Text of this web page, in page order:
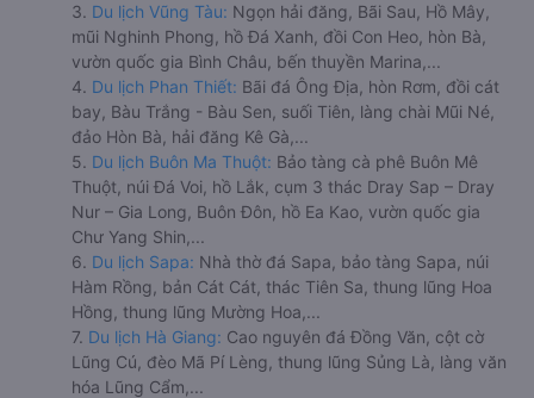
3. Du lịch Vũng Tàu: Ngọn hải đăng, Bãi Sau, Hồ Mây,
mũi Nghinh Phong, hồ Đá Xanh, đồi Con Heo, hòn Bà,
vườn quốc gia Bình Châu, bến thuyền Marina,...
4. Du lịch Phan Thiết: Bãi đá Ông Địa, hòn Rơm, đồi cát
bay, Bàu Trắng - Bàu Sen, suối Tiên, làng chài Mũi Né,
đảo Hòn Bà, hải đăng Kê Gà,...
5. Du lịch Buôn Ma Thuột: Bảo tàng cà phê Buôn Mê
Thuột, núi Đá Voi, hồ Lắk, cụm 3 thác Dray Sap – Dray
Nur – Gia Long, Buôn Đôn, hồ Ea Kao, vườn quốc gia
Chư Yang Shin,...
6. Du lịch Sapa: Nhà thờ đá Sapa, bảo tàng Sapa, núi
Hàm Rồng, bản Cát Cát, thác Tiên Sa, thung lũng Hoa
Hồng, thung lũng Mường Hoa,...
7. Du lịch Hà Giang: Cao nguyên đá Đồng Văn, cột cờ
Lũng Cú, đèo Mã Pí Lèng, thung lũng Sủng Là, làng văn
hóa Lũng Cẩm,...